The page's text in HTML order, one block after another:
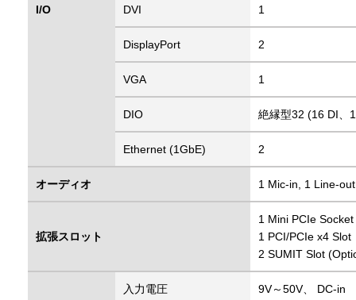
I/O DVI 1
DisplayPort 2
VGA 1
DIO 絶縁型32 (16 DI、
Ethernet (1GbE) 2
オーディオ 1 Mic-in, 1 Line-out
拡張スロット
1 Mini PCIe
1 PCI/PCIe x4 Slot
2 SUMIT Slot
入力電圧 9V～50V、 DC-in